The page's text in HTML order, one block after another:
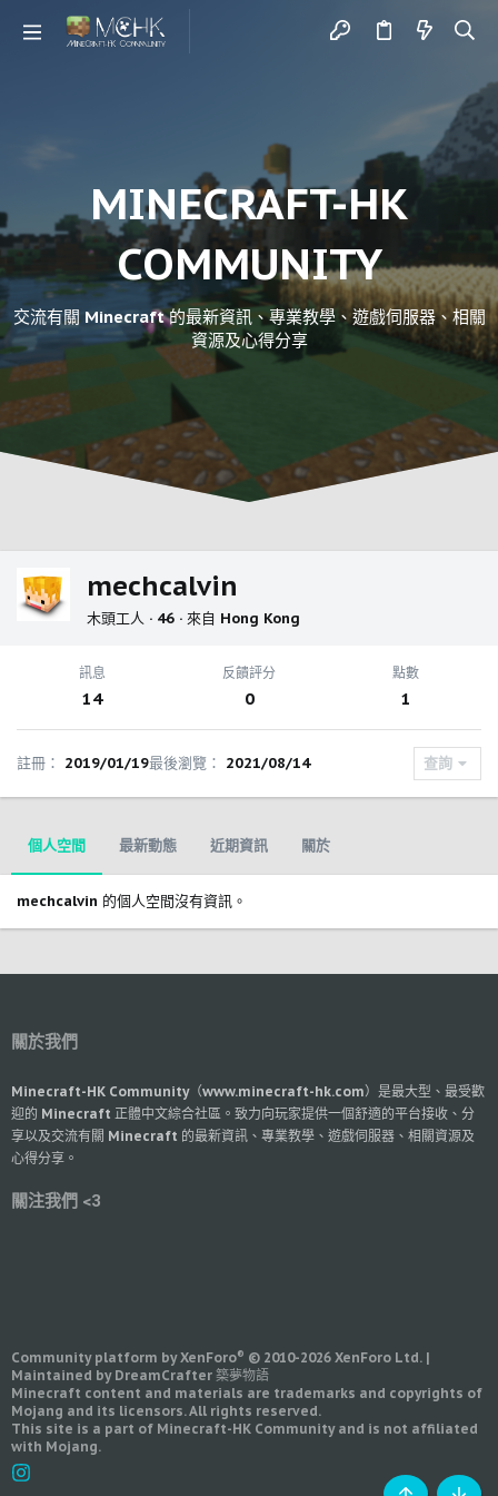
MINECRAFT-HK
COMMUNITY
交流有關 Minecraft 的最新資訊、專業教學、遊戲伺服器、相關
資源及心得分享
mechcalvin
木頭工人 · 46 · 來自 Hong Kong
訊息
14
反饋評分
0
點數
1
註冊 2019/01/19最後瀏覽 2021/08/14 查詢
個人空間 最新動態 近期資訊 關於
mechcalvin 的個人空間沒有資訊。
關於我們
Minecraft-HK Community（www.minecraft-hk.com）是最大型、最受歡
迎的 Minecraft 正體中文綜合社區。致力向玩家提供一個舒適的平台接收、分
享以及交流有關 Minecraft 的最新資訊、專業教學、遊戲伺服器、相關資源及
心得分享。
關注我們 <3
Community platform by XenForo® © 2010-2026 XenForo Ltd. |
Maintained by DreamCrafter 築夢物語
Minecraft content and materials are trademarks and copyrights of
Mojang and its licensors. All rights reserved.
This site is a part of Minecraft-HK Community and is not affiliated
with Mojang.